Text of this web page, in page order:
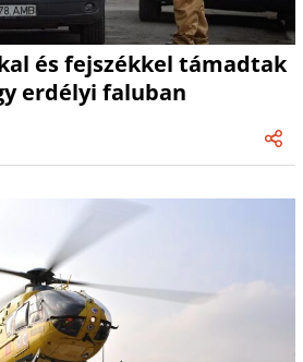
és fejszékkel támadtak
erdélyi faluban